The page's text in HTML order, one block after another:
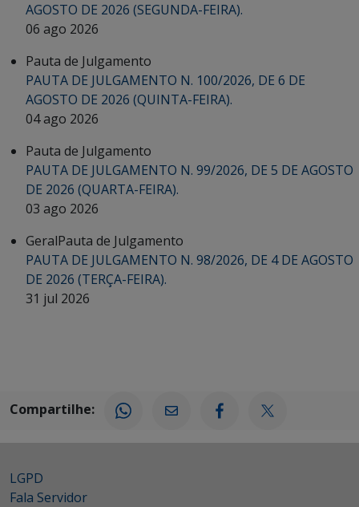
AGOSTO DE 2026 (SEGUNDA-FEIRA).
06 ago 2026
Pauta de Julgamento
PAUTA DE JULGAMENTO N. 100/2026, DE 6 DE
AGOSTO DE 2026 (QUINTA-FEIRA).
04 ago 2026
Pauta de Julgamento
PAUTA DE JULGAMENTO N. 99/2026, DE 5 DE AGOSTO
DE 2026 (QUARTA-FEIRA).
03 ago 2026
GeralPauta de Julgamento
PAUTA DE JULGAMENTO N. 98/2026, DE 4 DE AGOSTO
DE 2026 (TERÇA-FEIRA).
31 jul 2026
Compartilhe:
LGPD
Fala Servidor